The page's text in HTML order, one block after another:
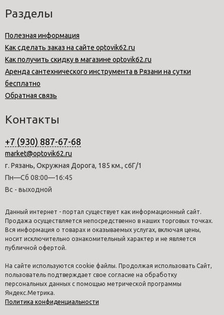
Разделы
Полезная информация
Как сделать заказ на сайте optovik62.ru
Как получить скидку в магазине optovik62.ru
Аренда сантехнического инструмента в Рязани на сутки
бесплатно
Обратная связь
Контакты
+7 (930) 887-67-68
market@optovik62.ru
г. Рязань, Окружная Дорога, 185 км., с6Г/1
Пн—Сб 08:00—16:45
Вс - выходной
Данный интернет - портал существует как информационный сайт.
Продажа осуществляется непосредственно в наших торговых точках.
Вся информация о товарах и оказываемых услугах, включая цены,
носит исключительно ознакомительный характер и не является
публичной офертой.
На сайте используются cookie файлы. Продолжая использовать Сайт,
пользователь подтверждает свое согласие на обработку
персональных данных с помощью метрической программы
Яндекс.Метрика.
Политика конфиденциальности